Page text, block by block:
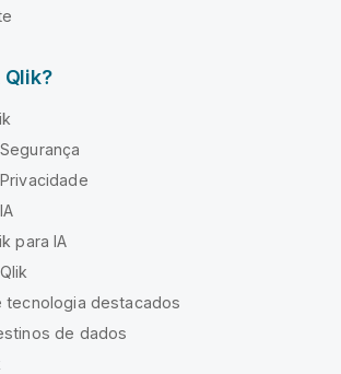
Qlik?
para IA
tecnologia destacados
de dados